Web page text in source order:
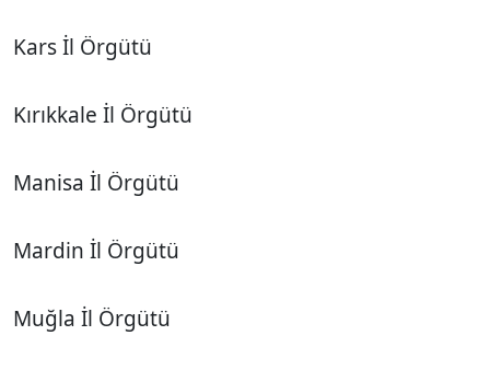
Kars İl Örgütü
Kırıkkale İl Örgütü
Manisa İl Örgütü
Mardin İl Örgütü
Muğla İl Örgütü